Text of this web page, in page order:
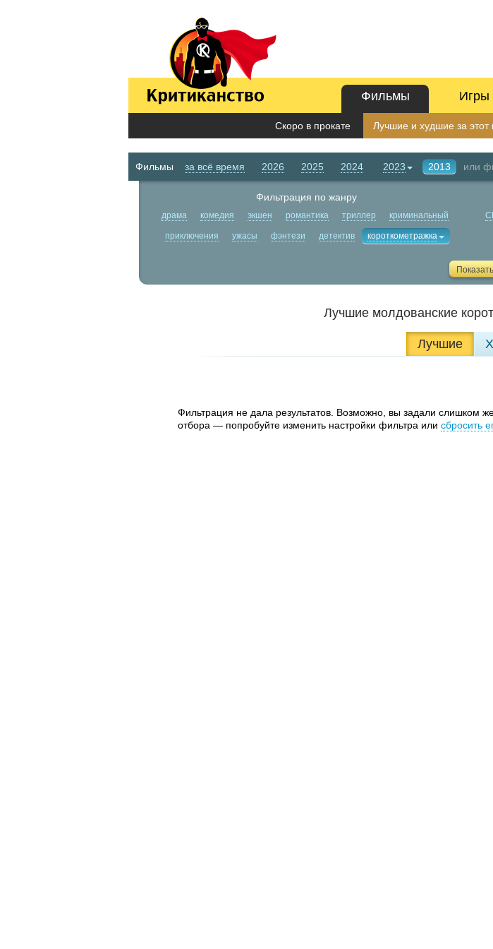
Фильмы
Скоро в прокате Лучшие и худшие за этот
Игры
Фильмы за всё время 2026 2025 2024 2023 2013 или
Фильтрация по жанру
драма комедия экшен романтика триллер криминальный
приключения ужасы фэнтези детектив короткометражка
Лучшие молдованские
Лучшие
Фильтрация не дала результатов. Возможно, вы задали слишком
отбора — попробуйте изменить настройки фильтра или сбросить